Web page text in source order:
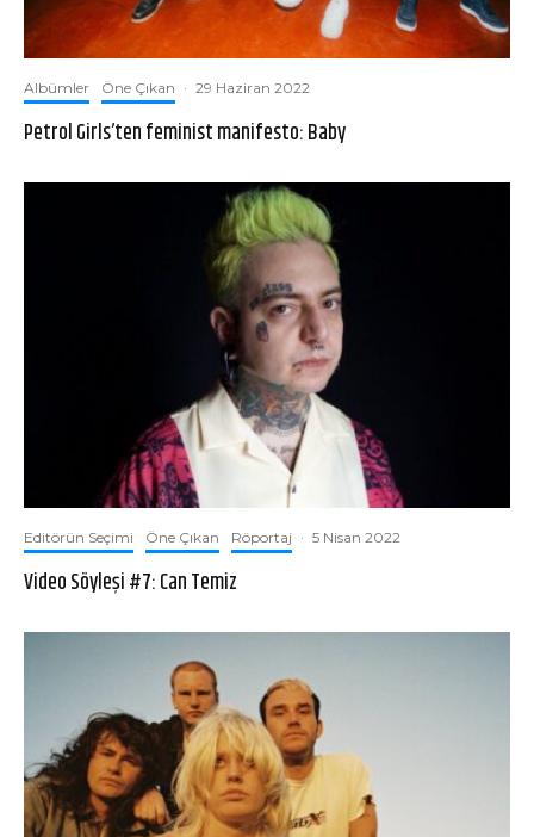
Albümler Öne Çıkan · 29 Haziran 2022
Petrol Girls’ten feminist manifesto: Baby
Editörün Seçimi Öne Çıkan Röportaj · 5 Nisan 2022
Video Söyleşi #7: Can Temiz